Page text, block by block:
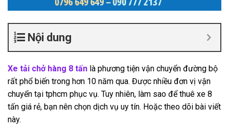
Nội dung
Xe tải chở hàng 8 tấn là phương tiện vận chuyển đường bộ
rất phổ biến trong hơn 10 năm qua. Được nhiều đơn vị vận
chuyển tại tphcm phục vụ. Tuy nhiên, làm sao để thuê xe 8
tấn giá rẻ, bạn nên chọn dịch vụ uy tín. Hoặc theo dõi bài viết
này.